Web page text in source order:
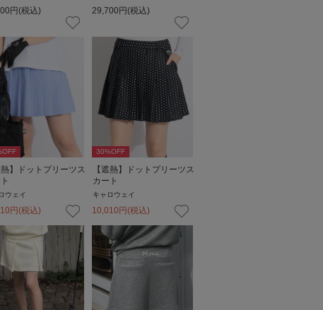
円(税込) 29,700 円(税込)
熱】ドットプリーツス
ウェイ
円(税込)
30%OFF
【遮熱】ドットプリーツス
カート
キャロウェイ
10,010円(税込)